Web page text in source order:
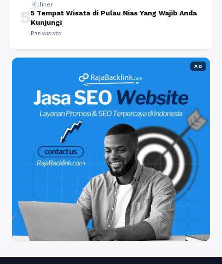
Kuliner
55 Tempat Wisata di Pulau Nias Yang Wajib Anda
Kunjungi
Pariwisata
AD